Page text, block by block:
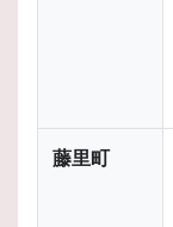
藤里町